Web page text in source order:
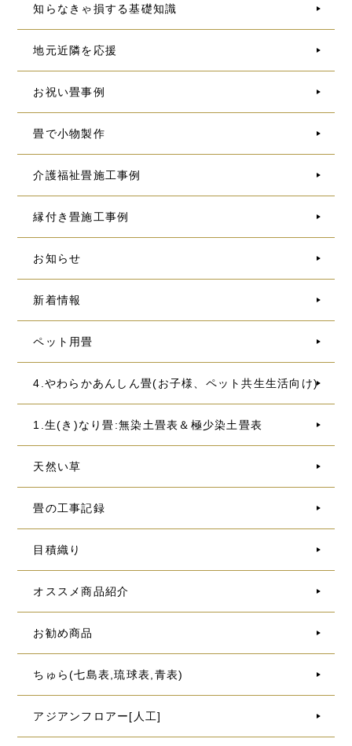
知らなきゃ損する基礎知識
地元近隣を応援
お祝い畳事例
畳で小物製作
介護福祉畳施工事例
縁付き畳施工事例
お知らせ
新着情報
ペット用畳
4.やわらかあんしん畳(お子様、ペット共生生活向け)
1.生(き)なり畳:無染土畳表＆極少染土畳表
天然い草
畳の工事記録
目積織り
オススメ商品紹介
お勧め商品
ちゅら(七島表,琉球表,青表)
アジアンフロアー[人工]